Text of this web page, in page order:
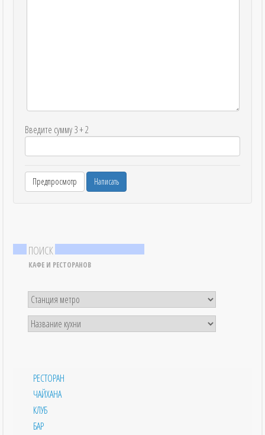
Введите сумму 3 + 2
ПОИСК
КАФЕ И РЕСТОРАНОВ
РЕСТОРАН
ЧАЙХАНА
КЛУБ
БАР